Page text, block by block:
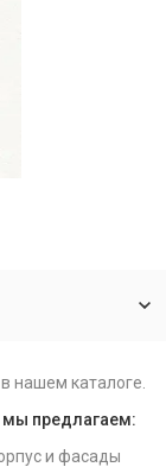
в нашем каталоге.
мы предлагаем:
и фасады